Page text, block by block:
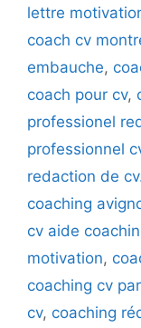
lettre
coach cv
embauche,
coach pour cv,
professionel
professionnel
redaction de
coaching
cv aide
motivation,
coaching cv
cv, coaching